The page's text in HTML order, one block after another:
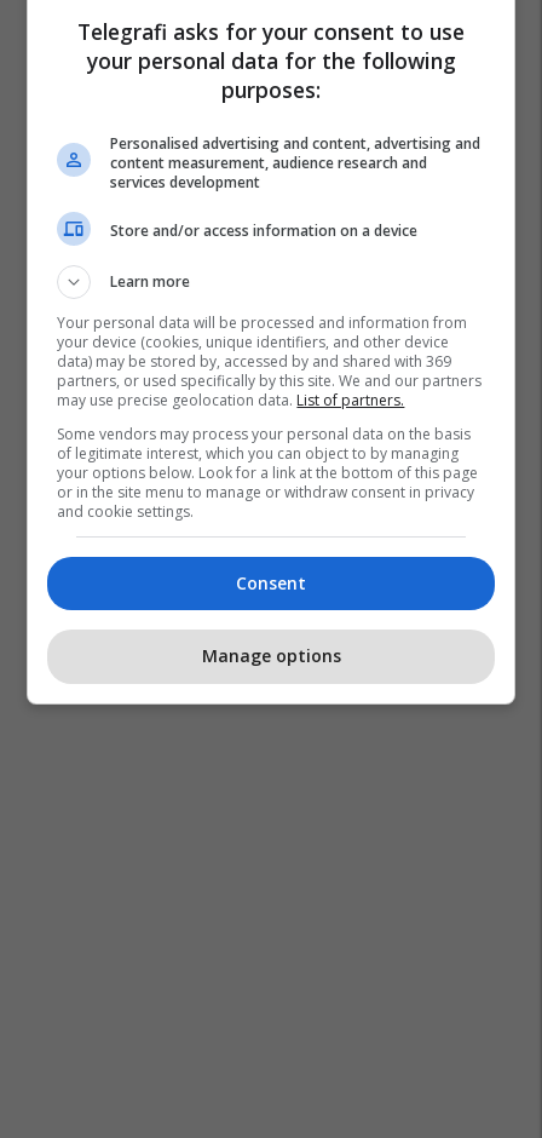
Telegrafi asks for your consent to use
your personal data for the following
purposes:
Personalised advertising and content, advertising and
content measurement, audience research and
services development
Store and/or access information on a device
Learn more
Your personal data will be processed and information from
your device (cookies, unique identifiers, and other device
data) may be stored by, accessed by and shared with 369
partners, or used specifically by this site. We and our partners
may use precise geolocation data. List of partners.
Some vendors may process your personal data on the basis
of legitimate interest, which you can object to by managing
your options below. Look for a link at the bottom of this page
or in the site menu to manage or withdraw consent in privacy
and cookie settings.
Consent
Manage options